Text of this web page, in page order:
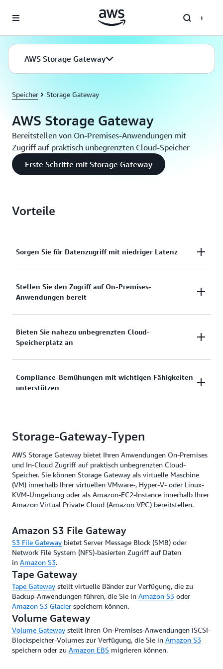
Überspringen zum Hauptinhalt
AWS Storage Gateway
Speicher Storage Gateway
AWS Storage Gateway
Bereitstellen von On-Premises-Anwendungen mit
Zugriff auf praktisch unbegrenzten Cloud-Speicher
Erste Schritte mit Storage Gateway
Vorteile
Sorgen Sie für Datenzugriff mit niedriger Latenz
Stellen Sie Datenzugriff mit geringer Latenz auf On-
Premises-Anwendungen bereit und nutzen Sie
Stellen Sie den Zugriff auf On-Premises-
Anwendungen bereit
Bieten Sie On-Premises-Anwendungen Zugriff auf
Cloud-gestützten Speicher ohne Unterbrechung
Bieten Sie nahezu unbegrenzten Cloud-
Speicherplatz an
Bieten Sie Benutzern und Anwendungen praktisch
unbegrenzten Cloud-Speicher, ohne neue
Compliance-Bemühungen mit wichtigen Fähigkeiten
unterstützen
Schlüsselfunktionen wie Verschlüsselung, Prüfungs-
ständig lesbarem WORM-Speicher.
Storage-Gateway-Typen
AWS Storage Gateway bietet Ihren Anwendungen On-Premises
und In-Cloud Zugriff auf praktisch unbegrenzten Cloud-
Speicher. Sie können Storage Gateway als virtuelle Maschine
(VM) innerhalb Ihrer virtuellen VMware-, Hyper-V- oder Linux-
KVM-Umgebung oder als Amazon-EC2-Instance innerhalb Ihrer
Amazon Virtual Private Cloud (Amazon VPC) bereitstellen.
Amazon S3 File Gateway
S3 File Gateway bietet Server Message Block (SMB) oder
Network File System (NFS)-basierten Zugriff auf Daten
in Amazon S3.
Tape Gateway
Tape Gateway stellt virtuelle Bänder zur Verfügung, die zu
Backup-Anwendungen führen, die Sie in Amazon S3 oder
Amazon S3 Glacier speichern können.
Volume Gateway
Volume Gateway stellt Ihren On-Premises-Anwendungen iSCSI-
Blockspeicher-Volumes zur Verfügung, die Sie in Amazon S3
speichern oder zu Amazon EBS migrieren können.